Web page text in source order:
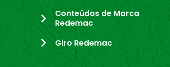
Conteúdos de Marca
Redemac
Giro Redemac